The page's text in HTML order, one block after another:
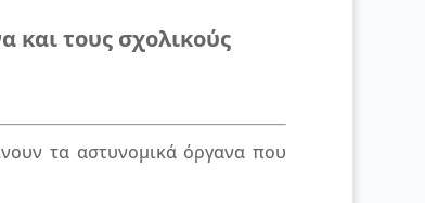
και τους σχολικούς
τα αστυνομικά όργανα που